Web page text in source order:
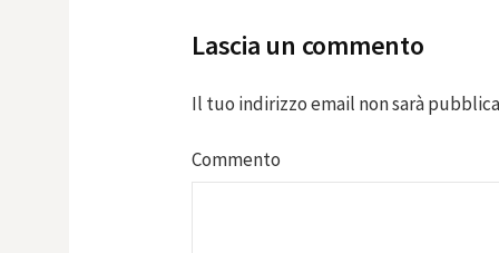
Lascia un commento
Il tuo indirizzo email non sarà
Commento